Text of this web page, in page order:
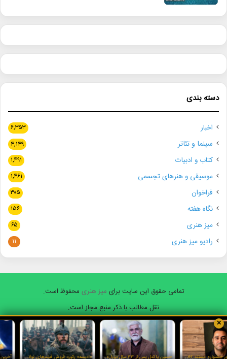
دسته بندی
اخبار ۶,۳۵۳
سینما و تئاتر ۴,۱۴۹
کتاب و ادبیات ۱,۴۹۱
موسیقی و هنرهای تجسمی ۱,۴۶۱
فراخوان ۳۰۵
نگاه هفته ۱۵۶
میز هنری ۶۵
رادیو میز هنری ۱۱
تمامی حقوق این سایت برای میز هنری محفوظ است.
نقل مطالب با ذکر منبع مجاز است.
فیسبوکایکسیوتیوباینستاگرام
واتس
✕
«ادیسه» رکورد فروش فیلم‌های نولان و آی‌مکس را شکست حسین پاکدل پس از ۳۳ سال دوباره مجری تلویزیون شد یاسر طالبی داور جشنواره مستند Doker روسیه شد